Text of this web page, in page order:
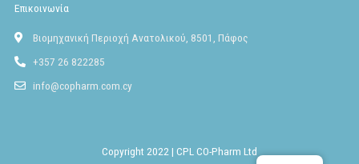
Επικοινωνία
Βιομηχανική Περιοχή Ανατολικού, 8501, Πάφος
+357 26 822285
info@copharm.com.cy
Copyright 2022 | CPL CO-Pharm Ltd